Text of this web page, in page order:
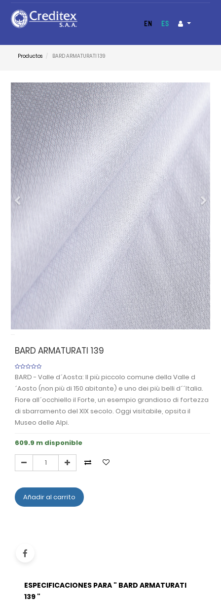
EN ES
Productos BARD ARMATURATI 139
Anterior
BARD ARMATURATI 139
BARD - Valle d´Aosta: Il più piccolo comune della Valle d
´Aosto (non più di 150 abitante) e uno dei più belli d´´Italia.
Fiore all´occhiello il Forte, un esempio grandioso di fortezza
di sbarramento del XIX secolo. Oggi visitabile, opsita il
Museo delle Alpi.
609.9 m disponible
Añadir al carrito
ESPECIFICACIONES PARA " BARD ARMATURATI
139 "